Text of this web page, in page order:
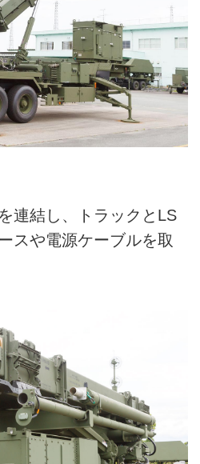
連結し、トラックとLS
スや電源ケーブルを取